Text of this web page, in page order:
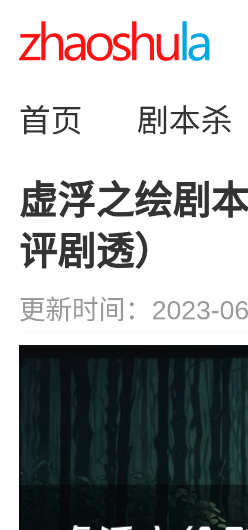
首页 剧本杀
虚浮之绘剧
评剧透）
更新时间：2023-